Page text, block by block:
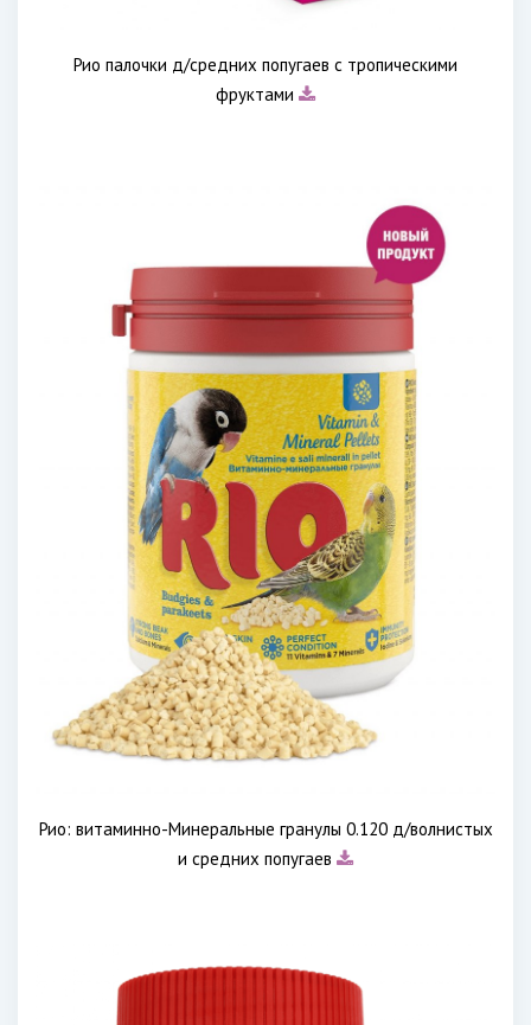
Рио палочки д/средних попугаев с тропическими
фруктами
Рио: витаминно-Минеральные гранулы 0.120 д/волнистых
и средних попугаев